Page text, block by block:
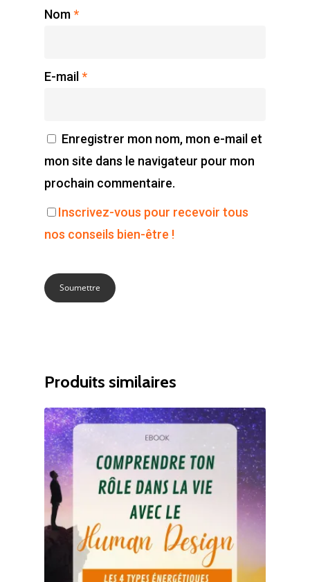
Nom*
E-mail*
Enregistrer mon nom, mon e-mail et
mon site dans le navigateur pour mon
prochain commentaire.
Inscrivez-vous pour recevoir tous
nos conseils bien-être !
Produits similaires